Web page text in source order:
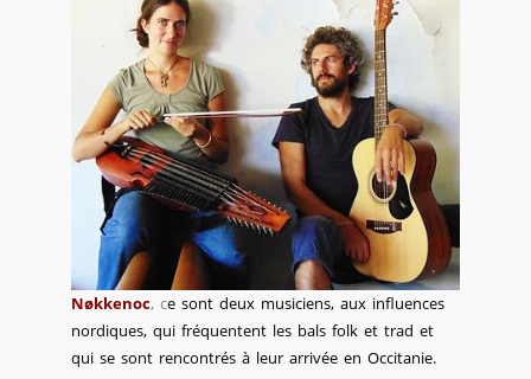
Nøkkenoc, ce sont deux musiciens, aux influences
nordiques, qui fréquentent les bals folk et trad et
qui se sont rencontrés à leur arrivée en Occitanie.